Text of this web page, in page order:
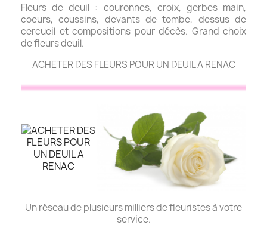
Fleurs de deuil : couronnes, croix, gerbes main,
coeurs, coussins, devants de tombe, dessus de
cercueil et compositions pour décès. Grand choix
de fleurs deuil.
ACHETER DES FLEURS POUR UN DEUIL A RENAC
Un réseau de plusieurs milliers de fleuristes à votre
service.